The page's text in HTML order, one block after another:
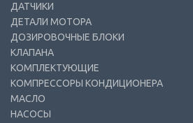
ДАТЧИКИ
ДЕТАЛИ МОТОРА
ДОЗИРОВОЧНЫЕ БЛОКИ
КЛАПАНА
КОМПЛЕКТУЮЩИЕ
КОМПРЕССОРЫ КОНДИЦИОНЕРА
МАСЛО
НАСОСЫ